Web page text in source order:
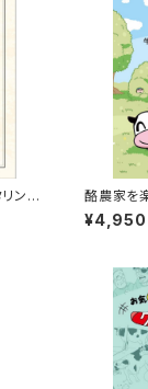
ング
酪農家を
お産Book
¥4,950